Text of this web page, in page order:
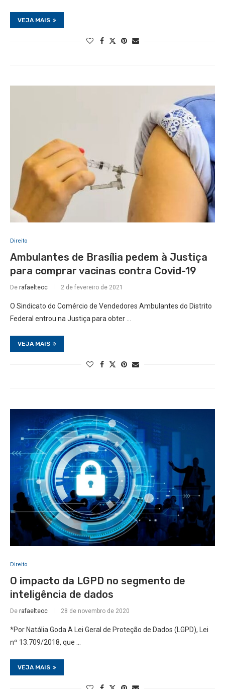
VEJA MAIS
Direito
Ambulantes de Brasília pedem à Justiça
para comprar vacinas contra Covid-19
De rafaelteoc 2 de fevereiro de 2021
O Sindicato do Comércio de Vendedores Ambulantes do Distrito
Federal entrou na Justiça para obter …
VEJA MAIS
Direito
O impacto da LGPD no segmento de
inteligência de dados
De rafaelteoc 28 de novembro de 2020
*Por Natália Goda A Lei Geral de Proteção de Dados (LGPD), Lei
nº 13.709/2018, que …
VEJA MAIS